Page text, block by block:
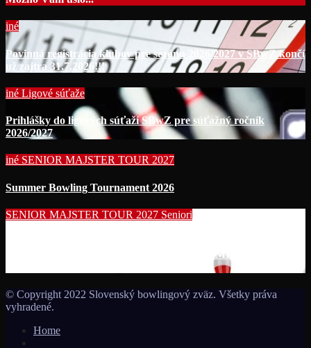
iné
Povinná registrácia klubov pre sezónu 2026/2027 v SBwZ končí
už zajtra 31.7.2026!!!
iné Ligové súťaže
Prihlášky do ligových súťaží SBwZ pre súťažný ročník
2026/2027
iné SENIOR MAJSTER TOUR 2027
Summer Bowling Tournament 2026
SENIOR MAJSTER TOUR 2027 Seniori
MS seniorov 2027 v Thajsku turnajom SUMMER BOWLING
© Copyright 2022 Slovenský bowlingový zväz. Všetky práva
vyhradené.
Home